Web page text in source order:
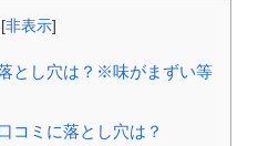
[非表示]
とし穴は？※味がまずい等
コミに落とし穴は？